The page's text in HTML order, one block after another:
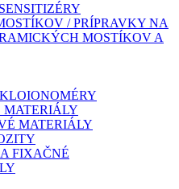
/ PRÍPRAVKY NA
MOSTÍKOV A
MATERIÁLY
MATERIÁLY
FIXAČNÉ